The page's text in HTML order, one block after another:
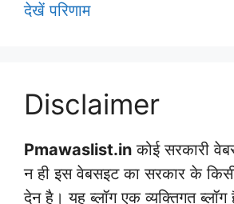
देखें परिणाम
Disclaimer
Pmawaslist.in कोई सरकारी
न ही इस वेबसइट का सरकार के
देन है। यह ब्लॉग एक व्यक्तिगत